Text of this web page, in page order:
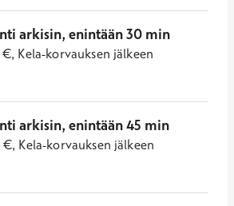
arkisin, enintään 30 min
€, Kela-korvauksen jälkeen
arkisin, enintään 45 min
€, Kela-korvauksen jälkeen